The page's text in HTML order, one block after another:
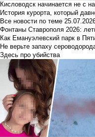
Кисловодск начинается не с
История курорта, который
Все новости по теме
Фонтаны Ставрополя 2026:
Как Емануэлевский парк в
Не верьте запаху
Здесь про убийства